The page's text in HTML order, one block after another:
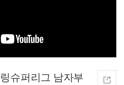
슈퍼리그 남자부